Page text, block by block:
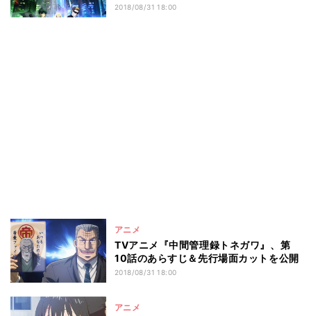
2018/08/31 18:00
アニメ
TVアニメ『中間管理録トネガワ』、第
10話のあらすじ＆先行場面カットを公開
2018/08/31 18:00
アニメ